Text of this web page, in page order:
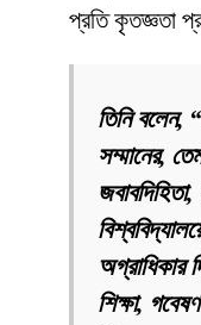
প্রতি কৃতজ্ঞতা
তিনি বলেন,
সম্মানের,
অগ্রাধিকার
শিক্ষা,